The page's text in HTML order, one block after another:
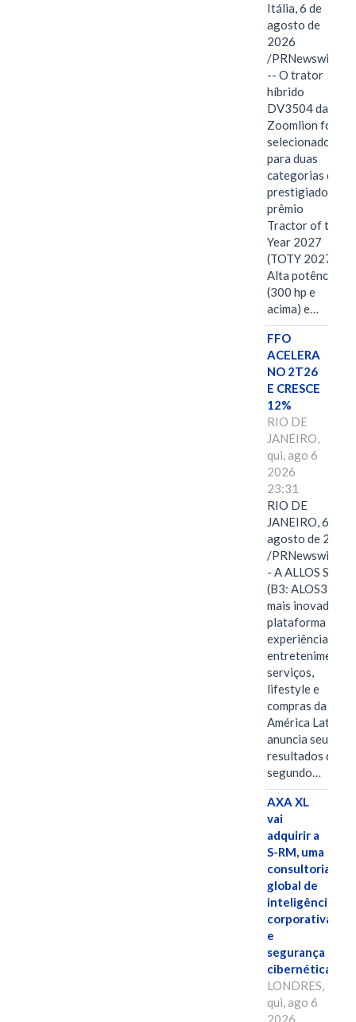
Itália, 6 de
agosto de
2026
/PRNewswire/
-- O trator
híbrido
DV3504 da
Zoomlion foi
selecionado
para duas
categorias do
prestigiado
prêmio
Tractor of the
Year 2027
(TOTY 2027:
Alta potência
(300 hp e
acima) e…
FFO
ACELERA
NO 2T26
E CRESCE
12%
RIO DE
JANEIRO,
qui, ago 6
2026
23:31
RIO DE
JANEIRO, 6 de
agosto de 2026
/PRNewswire/ -
- A ALLOS S.A.
(B3: ALOS3), a
mais inovadora
plataforma de
experiências,
entretenimento,
serviços,
lifestyle e
compras da
América Latina
anuncia seus
resultados do
segundo…
AXA XL
vai
adquirir a
S-RM, uma
consultoria
global de
inteligência
corporativa
e
segurança
cibernética
LONDRES,
qui, ago 6
2026